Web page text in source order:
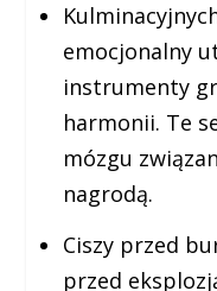
emocjonalny
instrumenty
harmonii. Te
mózgu
nagrodą.
Ciszy przed
przed